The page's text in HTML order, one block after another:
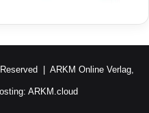
| ARKM Online Verlag,
ARKM.cloud